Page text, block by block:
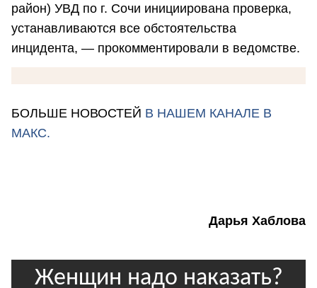
район) УВД по г. Сочи инициирована проверка,
устанавливаются все обстоятельства
инцидента, — прокомментировали в ведомстве.
БОЛЬШЕ НОВОСТЕЙ В НАШЕМ КАНАЛЕ В
МАКС.
Дарья Хаблова